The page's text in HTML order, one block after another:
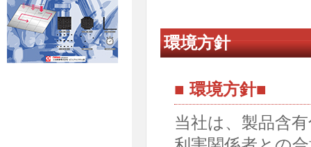
環境方針
■ 環境方針■
当社は、製品含